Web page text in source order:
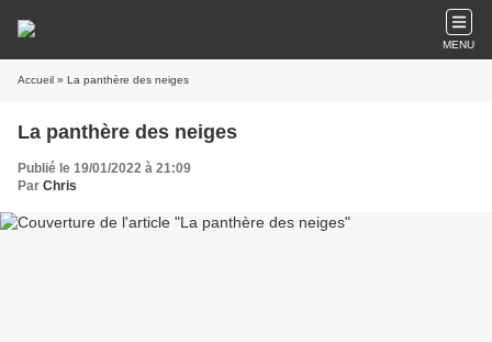
MENU
Accueil » La panthère des neiges
La panthère des neiges
Publié le 19/01/2022 à 21:09
Par Chris